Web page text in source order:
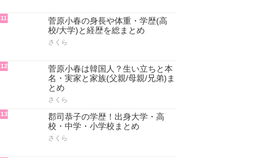
11
菅原小春の身長や体重・学歴(高
校/大学)と経歴を総まとめ
さくら
12
菅原小春は韓国人？生い立ちと本
名・実家と家族(父親/母親/兄弟)ま
とめ
さくら
13
郡司恭子の学歴！出身大学・高
校・中学・小学校まとめ
さくら